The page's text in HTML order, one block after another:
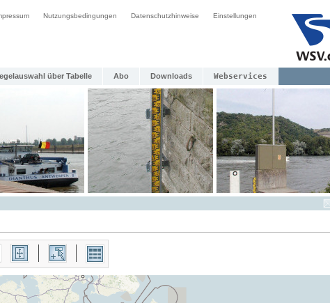
Nutzungsbedingungen Datenschutzhinweise Einstellungen
über Tabelle Abo Downloads Webservices